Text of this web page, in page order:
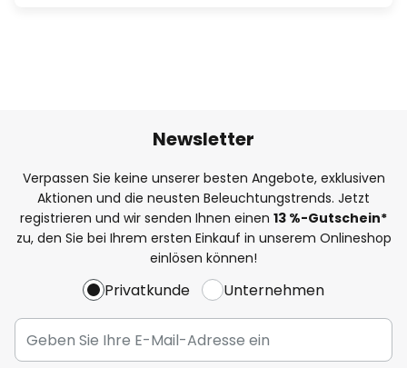
Newsletter
Verpassen Sie keine unserer besten Angebote, exklusiven
Aktionen und die neusten Beleuchtungstrends. Jetzt
registrieren und wir senden Ihnen einen 13 %-Gutschein*
zu, den Sie bei Ihrem ersten Einkauf in unserem Onlineshop
einlösen können!
Privatkunde Unternehmen